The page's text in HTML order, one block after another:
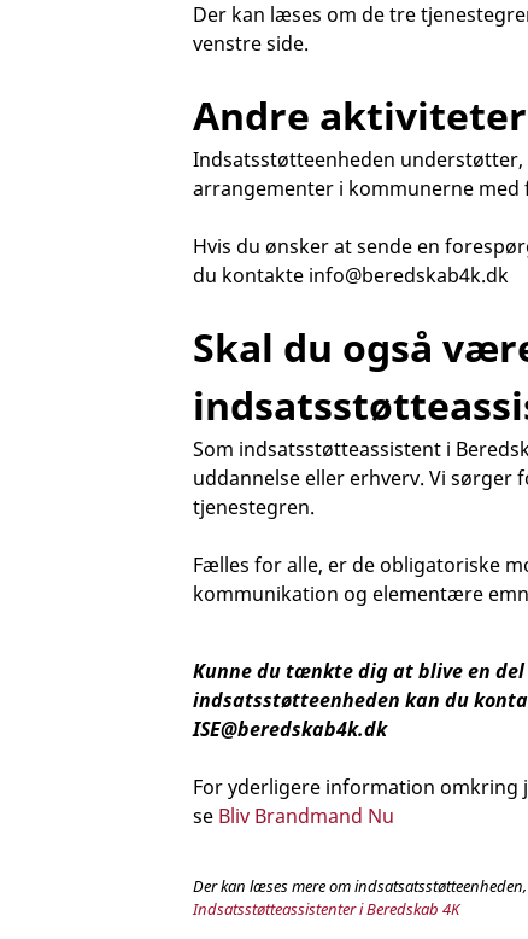
Der kan læses om de tre
venstre side.
Andre aktiviteter
Indsatsstøtteenheden
arrangementer i kommunerne
Hvis du ønsker at sende en
du kontakte info@beredskab4k.dk
Skal du også
Som indsatsstøtteassistent i
uddannelse eller erhverv. Vi
tjenestegren.
Fælles for alle, er de obligatoriske
kommunikation og elementære
Kunne du tænkte dig at blive en
indsatsstøtteenheden kan du
ISE@beredskab4k.dk
For yderligere information omkring
se Bliv Brandmand Nu
Der kan læses mere om
Indsatsstøtteassistenter i Beredskab 4K